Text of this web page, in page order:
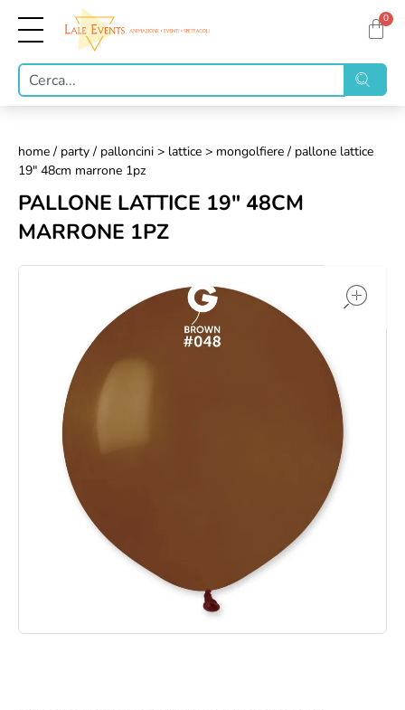
0
home / party / palloncini > lattice > mongolfiere / pallone lattice
19" 48cm marrone 1pz
PALLONE LATTICE 19" 48CM
MARRONE 1PZ